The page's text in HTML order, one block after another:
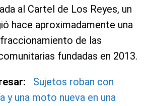
al Cartel de Los Reyes, un
hace aproximadamente una
de las
fundadas en 2013.
Sujetos roban con
y una moto nueva en una